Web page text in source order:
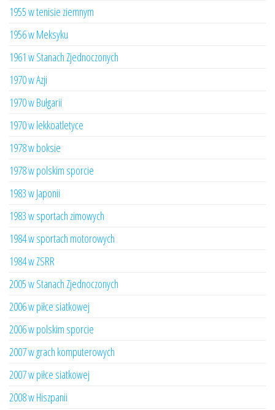
1955 w tenisie ziemnym
1956 w Meksyku
1961 w Stanach Zjednoczonych
1970 w Azji
1970 w Bułgarii
1970 w lekkoatletyce
1978 w boksie
1978 w polskim sporcie
1983 w Japonii
1983 w sportach zimowych
1984 w sportach motorowych
1984 w ZSRR
2005 w Stanach Zjednoczonych
2006 w piłce siatkowej
2006 w polskim sporcie
2007 w grach komputerowych
2007 w piłce siatkowej
2008 w Hiszpanii